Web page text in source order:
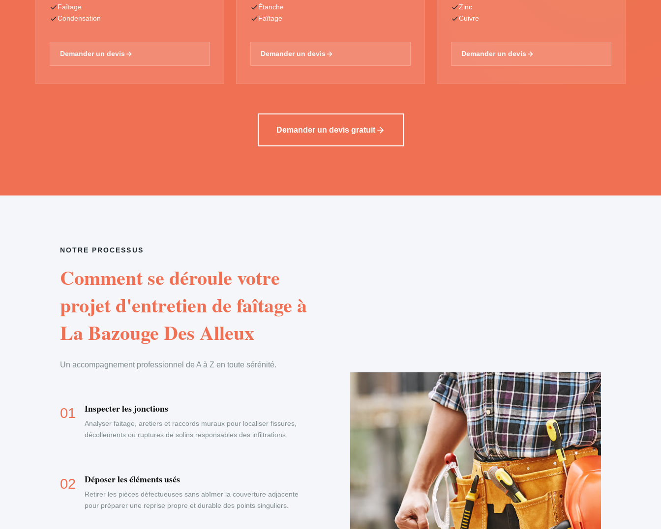
Faîtage
Condensation
Demander un devis
Étanche
Faîtage
Demander un devis
Zinc
Cuivre
Demander un devis
Demander un devis gratuit
NOTRE PROCESSUS
Comment se déroule votre
projet d'entretien de faîtage à
La Bazouge Des Alleux
Un accompagnement professionnel de A à Z en toute sérénité.
Inspecter les jonctions
Analyser faitage, aretiers et raccords muraux pour localiser fissures,
décollements ou ruptures de solins responsables des infiltrations.
Déposer les éléments usés
Retirer les pièces défectueuses sans abîmer la couverture adjacente
pour préparer une reprise propre et durable des points singuliers.